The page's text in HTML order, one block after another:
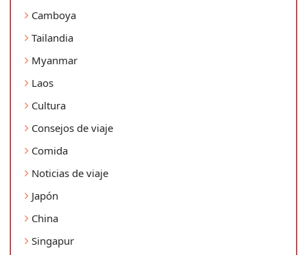
Camboya
Tailandia
Myanmar
Laos
Cultura
Consejos de viaje
Comida
Noticias de viaje
Japón
China
Singapur